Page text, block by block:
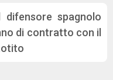
spagnolo
di contratto con il